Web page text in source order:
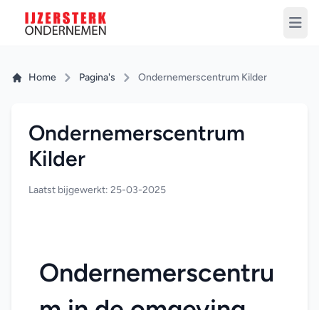
Home Pagina's Ondernemerscentrum Kilder
Ondernemerscentrum
Kilder
Laatst bijgewerkt: 25-03-2025
Ondernemerscentru